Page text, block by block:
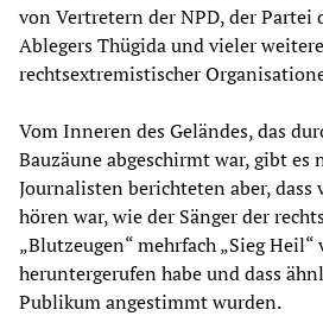
von Vertretern der NPD, der Partei
Ablegers Thügida und vieler
rechtsextremistischer
Vom Inneren des Geländes, das
Bauzäune abgeschirmt war, gibt es
Journalisten berichteten aber, dass
hören war, wie der Sänger der
„Blutzeugen“ mehrfach „Sieg
heruntergerufen habe und dass
Publikum angestimmt wurden.